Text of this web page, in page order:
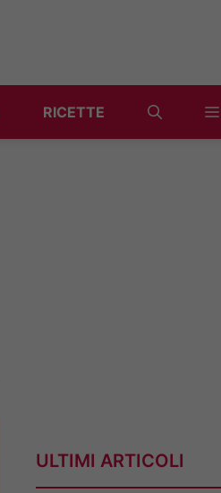
RICETTE
ULTIMI ARTICOLI